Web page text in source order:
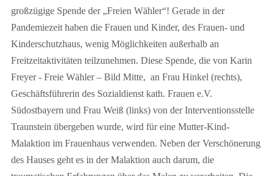
großzügige Spende der „Freien Wähler“! Gerade in der
Pandemiezeit haben die Frauen und Kinder, des Frauen- und
Kinderschutzhaus, wenig Möglichkeiten außerhalb an
Freitzeitaktivitäten teilzunehmen. Diese Spende, die von Karin
Freyer - Freie Wähler – Bild Mitte, an Frau Hinkel (rechts),
Geschäftsführerin des Sozialdienst kath. Frauen e.V.
Südostbayern und Frau Weiß (links) von der Interventionsstelle
Traunstein übergeben wurde, wird für eine Mutter-Kind-
Malaktion im Frauenhaus verwenden. Neben der Verschönerung
des Hauses geht es in der Malaktion auch darum, die